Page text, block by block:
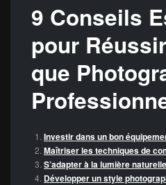
9 Conseils
pour
que
Investir dans un bon
Maîtriser les techniques de
S’adapter à la lumière
Développer un style